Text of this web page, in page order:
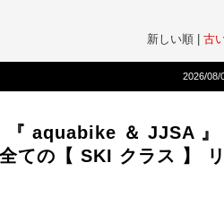
新しい順 | 古
2026/08/
『 aquabike ＆ JJSA 』
ての【 SKI クラス 】